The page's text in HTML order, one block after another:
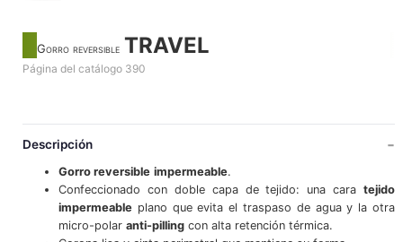
Gorro reversible TRAVEL
Página del catálogo 390
Descripción
Gorro reversible impermeable.
Confeccionado con doble capa de tejido: una caratejido
impermeableplano que evita el traspaso de agua y la otra
micro-polar anti-pillingcon alta retención térmica.